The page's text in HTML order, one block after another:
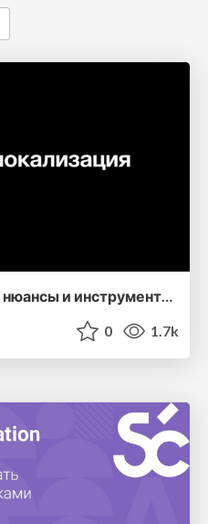
Continuous Localization: нюансы и инструменты проектов разного типа и размера (Вадим Хомчик, CTO Alconost)
0 1.7k